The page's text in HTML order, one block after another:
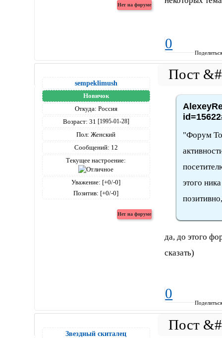
0
sempeklimush
Новичок
Откуда: Россия
Возраст: 31 [1995-01-28]
Пол: Женский
Сообщений: 12
Текущее настроение:
Уважение: [+0/-0]
Позитив: [+0/-0]
"Форум
этого
да, до этого
сказать)
0
Звездный скиталец